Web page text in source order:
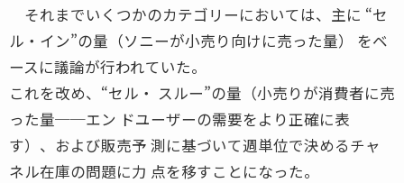
それまでいくつかのカテゴリーにおいては、主に “セ
ル・イン”の量（ソニーが小売り向けに売った量） をベ
ースに議論が行われていた。
これを改め、“セル・ スルー”の量（小売りが消費者に売
った量──エン ドユーザーの需要をより正確に表
す）、および販売予 測に基づいて週単位で決めるチャ
ネル在庫の問題に力 点を移すことになった。